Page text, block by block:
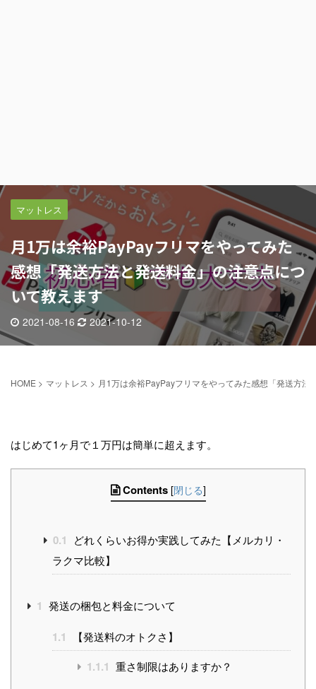
マットレス
月1万は余裕PayPayフリマをやってみた
感想「発送方法と発送料金」の注意点につ
いて教えます
2021-08-16 2021-10-12
HOME > マットレス > 月1万は余裕PayPayフリマをやってみた感想「発送方
はじめて1ヶ月で１万円は簡単に超えます。
Contents [閉じる]
0.1
どれくらいお得か実践してみた【メルカリ・
ラクマ比較】
1 発送の梱包と料金について
1.1 【発送料のオトクさ】
1.1.1 重さ制限はありますか？